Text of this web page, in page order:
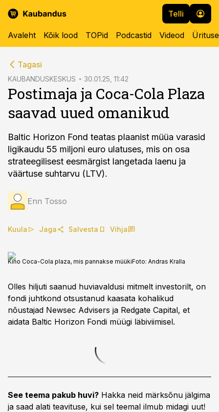
Telli
Avaleht Kõik lood TOPid Podcastid Videod
Tagasi
KAUBANDUSKESKUS 30.01.25, 11:42
Postimaja ja Coca-Cola Plaza
saavad uued omanikud
Baltic Horizon Fond teatas plaanist müüa varasid
ligikaudu 55 miljoni euro ulatuses, mis on osa
strateegilisest eesmärgist langetada laenu ja
väärtuse suhtarvu (LTV).
Enn Tosso
Kuula Jaga Salvesta Vihja
Kino Coca-Cola plaza, mis pannakse müükiFoto: Andras Kralla
Olles hiljuti saanud huviavaldusi mitmelt investorilt, on
fondi juhtkond otsustanud kaasata kohalikud
nõustajad Newsec Advisers ja Redgate Capital, et
aidata Baltic Horizon Fondi müügi läbiviimisel.
See teema pakub huvi? Hakka neid märksõnu jälgima
ja saad alati teavituse, kui sel teemal ilmub midagi uut!